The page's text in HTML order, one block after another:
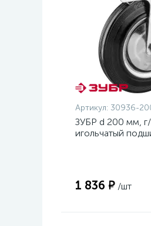
Артикул: 30936-
ЗУБР d 200 мм, г/
игольчатый
1 836 ₽ /шт